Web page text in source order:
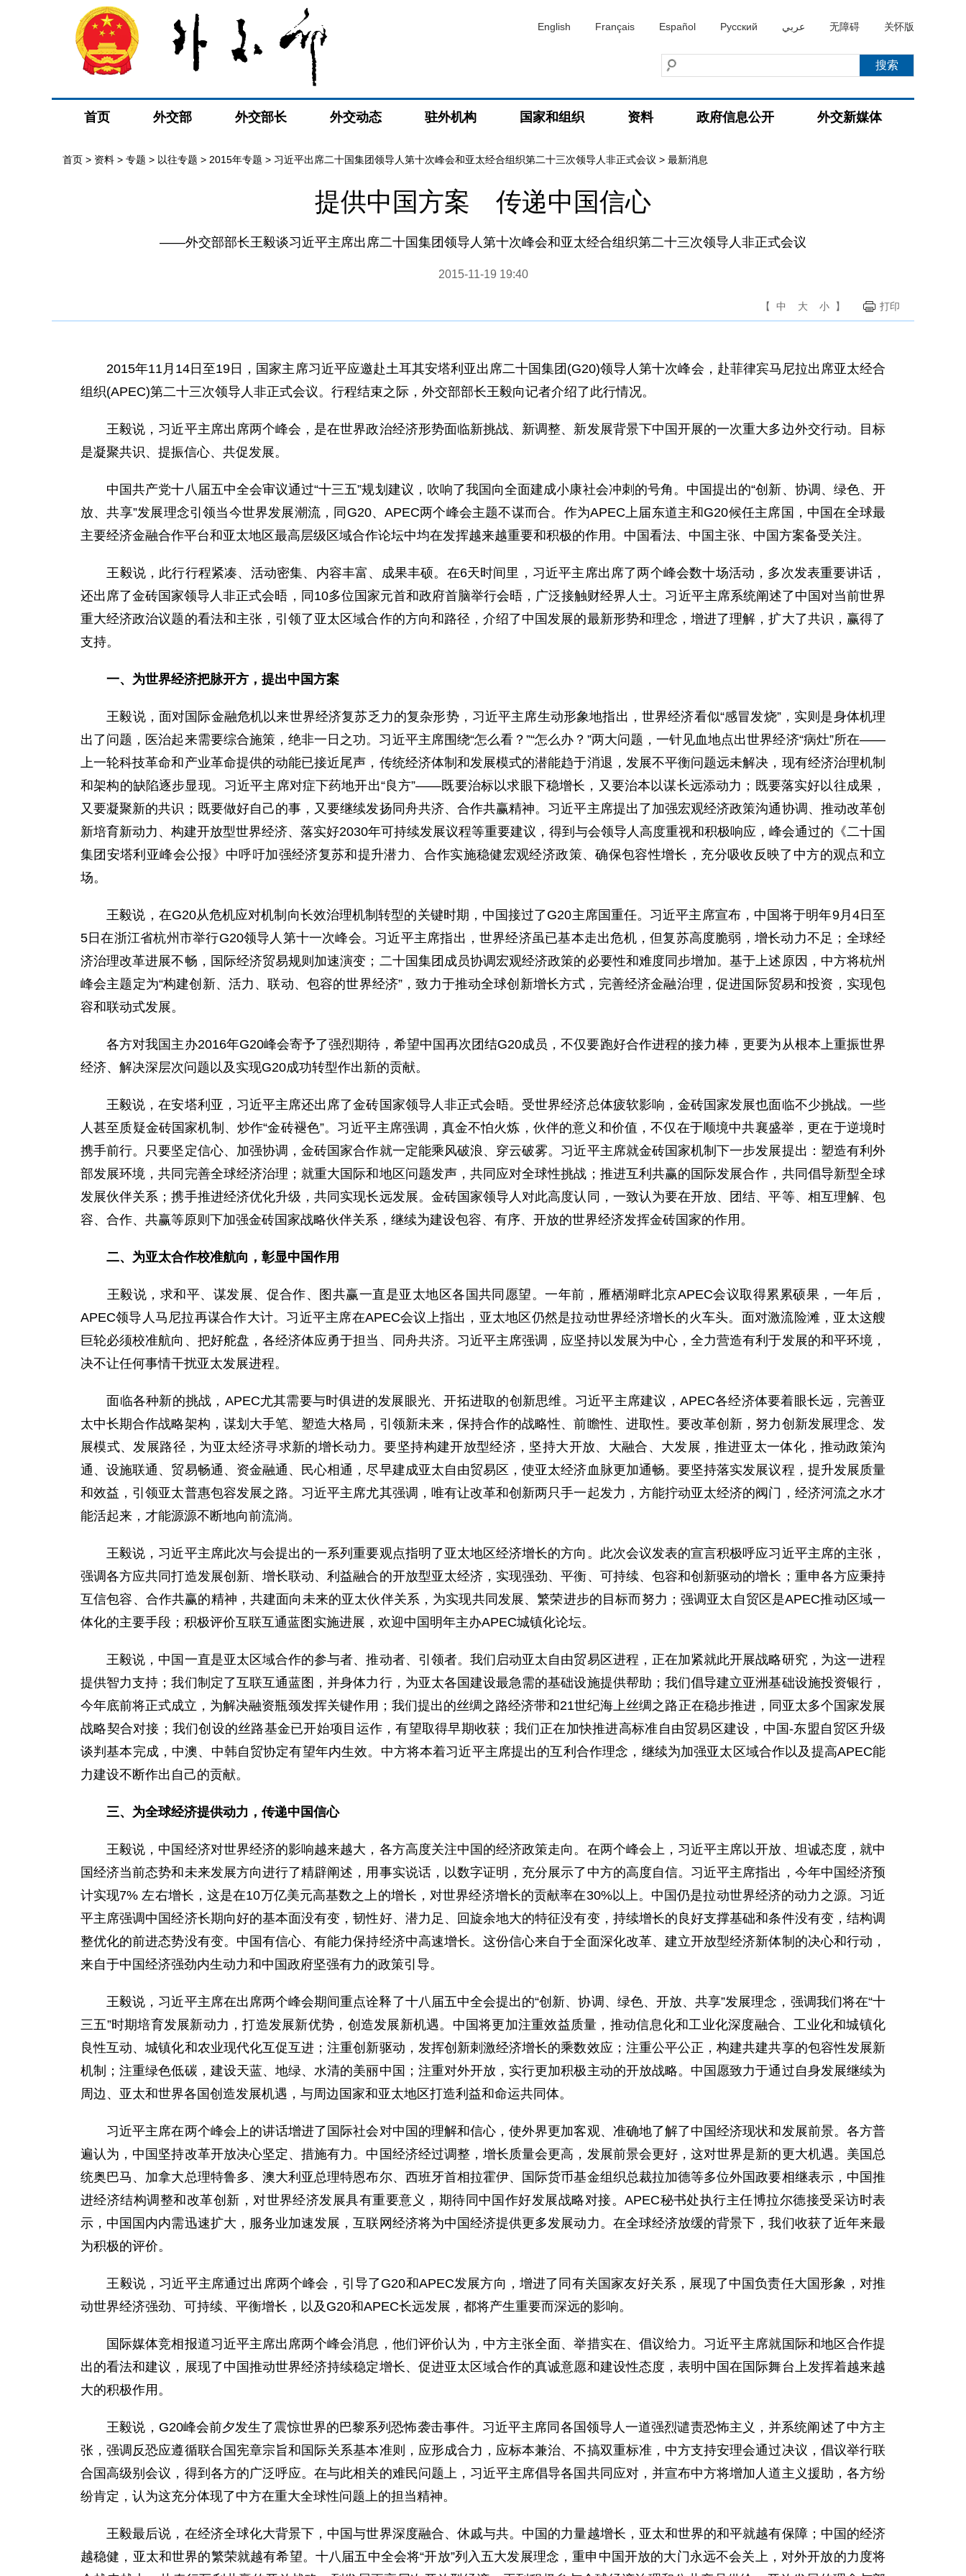
English Français Español Русский عربي 无障碍 关怀版
首页 外交部 外交部长 外交动态 驻外机构 国家和组织 资料 政府信息公开 外交新媒体
首页 > 资料 > 专题 > 以往专题 > 2015年专题 > 习近平出席二十国集团领导人第十次峰会和亚太经合组织第二十三次领导人非正式会议 > 最新消息
提供中国方案 传递中国信心
——外交部部长王毅谈习近平主席出席二十国集团领导人第十次峰会和亚太经合组织第二十三次领导人非正式会议
2015-11-19 19:40
【 中 大 小 】 打印
2015年11月14日至19日，国家主席习近平应邀赴土耳其安塔利亚出席二十国集团(G20)领导人第十次峰会，赴菲律宾马尼拉出席亚太经合
组织(APEC)第二十三次领导人非正式会议。行程结束之际，外交部部长王毅向记者介绍了此行情况。
王毅说，习近平主席出席两个峰会，是在世界政治经济形势面临新挑战、新调整、新发展背景下中国开展的一次重大多边外交行动。目标
是凝聚共识、提振信心、共促发展。
中国共产党十八届五中全会审议通过“十三五”规划建议，吹响了我国向全面建成小康社会冲刺的号角。中国提出的“创新、协调、绿色、开
放、共享”发展理念引领当今世界发展潮流，同G20、APEC两个峰会主题不谋而合。作为APEC上届东道主和G20候任主席国，中国在全球最
主要经济金融合作平台和亚太地区最高层级区域合作论坛中均在发挥越来越重要和积极的作用。中国看法、中国主张、中国方案备受关注。
王毅说，此行行程紧凑、活动密集、内容丰富、成果丰硕。在6天时间里，习近平主席出席了两个峰会数十场活动，多次发表重要讲话，
还出席了金砖国家领导人非正式会晤，同10多位国家元首和政府首脑举行会晤，广泛接触财经界人士。习近平主席系统阐述了中国对当前世界
重大经济政治议题的看法和主张，引领了亚太区域合作的方向和路径，介绍了中国发展的最新形势和理念，增进了理解，扩大了共识，赢得了
支持。
一、为世界经济把脉开方，提出中国方案
王毅说，面对国际金融危机以来世界经济复苏乏力的复杂形势，习近平主席生动形象地指出，世界经济看似“感冒发烧”，实则是身体机理
出了问题，医治起来需要综合施策，绝非一日之功。习近平主席围绕“怎么看？”“怎么办？”两大问题，一针见血地点出世界经济“病灶”所在——
上一轮科技革命和产业革命提供的动能已接近尾声，传统经济体制和发展模式的潜能趋于消退，发展不平衡问题远未解决，现有经济治理机制
和架构的缺陷逐步显现。习近平主席对症下药地开出“良方”——既要治标以求眼下稳增长，又要治本以谋长远添动力；既要落实好以往成果，
又要凝聚新的共识；既要做好自己的事，又要继续发扬同舟共济、合作共赢精神。习近平主席提出了加强宏观经济政策沟通协调、推动改革创
新培育新动力、构建开放型世界经济、落实好2030年可持续发展议程等重要建议，得到与会领导人高度重视和积极响应，峰会通过的《二十国
集团安塔利亚峰会公报》中呼吁加强经济复苏和提升潜力、合作实施稳健宏观经济政策、确保包容性增长，充分吸收反映了中方的观点和立
场。
王毅说，在G20从危机应对机制向长效治理机制转型的关键时期，中国接过了G20主席国重任。习近平主席宣布，中国将于明年9月4日至
5日在浙江省杭州市举行G20领导人第十一次峰会。习近平主席指出，世界经济虽已基本走出危机，但复苏高度脆弱，增长动力不足；全球经
济治理改革进展不畅，国际经济贸易规则加速演变；二十国集团成员协调宏观经济政策的必要性和难度同步增加。基于上述原因，中方将杭州
峰会主题定为“构建创新、活力、联动、包容的世界经济”，致力于推动全球创新增长方式，完善经济金融治理，促进国际贸易和投资，实现包
容和联动式发展。
各方对我国主办2016年G20峰会寄予了强烈期待，希望中国再次团结G20成员，不仅要跑好合作进程的接力棒，更要为从根本上重振世界
经济、解决深层次问题以及实现G20成功转型作出新的贡献。
王毅说，在安塔利亚，习近平主席还出席了金砖国家领导人非正式会晤。受世界经济总体疲软影响，金砖国家发展也面临不少挑战。一些
人甚至质疑金砖国家机制、炒作“金砖褪色”。习近平主席强调，真金不怕火炼，伙伴的意义和价值，不仅在于顺境中共襄盛举，更在于逆境时
携手前行。只要坚定信心、加强协调，金砖国家合作就一定能乘风破浪、穿云破雾。习近平主席就金砖国家机制下一步发展提出：塑造有利外
部发展环境，共同完善全球经济治理；就重大国际和地区问题发声，共同应对全球性挑战；推进互利共赢的国际发展合作，共同倡导新型全球
发展伙伴关系；携手推进经济优化升级，共同实现长远发展。金砖国家领导人对此高度认同，一致认为要在开放、团结、平等、相互理解、包
容、合作、共赢等原则下加强金砖国家战略伙伴关系，继续为建设包容、有序、开放的世界经济发挥金砖国家的作用。
二、为亚太合作校准航向，彰显中国作用
王毅说，求和平、谋发展、促合作、图共赢一直是亚太地区各国共同愿望。一年前，雁栖湖畔北京APEC会议取得累累硕果，一年后，
APEC领导人马尼拉再谋合作大计。习近平主席在APEC会议上指出，亚太地区仍然是拉动世界经济增长的火车头。面对激流险滩，亚太这艘
巨轮必须校准航向、把好舵盘，各经济体应勇于担当、同舟共济。习近平主席强调，应坚持以发展为中心，全力营造有利于发展的和平环境，
决不让任何事情干扰亚太发展进程。
面临各种新的挑战，APEC尤其需要与时俱进的发展眼光、开拓进取的创新思维。习近平主席建议，APEC各经济体要着眼长远，完善亚
太中长期合作战略架构，谋划大手笔、塑造大格局，引领新未来，保持合作的战略性、前瞻性、进取性。要改革创新，努力创新发展理念、发
展模式、发展路径，为亚太经济寻求新的增长动力。要坚持构建开放型经济，坚持大开放、大融合、大发展，推进亚太一体化，推动政策沟
通、设施联通、贸易畅通、资金融通、民心相通，尽早建成亚太自由贸易区，使亚太经济血脉更加通畅。要坚持落实发展议程，提升发展质量
和效益，引领亚太普惠包容发展之路。习近平主席尤其强调，唯有让改革和创新两只手一起发力，方能拧动亚太经济的阀门，经济河流之水才
能活起来，才能源源不断地向前流淌。
王毅说，习近平主席此次与会提出的一系列重要观点指明了亚太地区经济增长的方向。此次会议发表的宣言积极呼应习近平主席的主张，
强调各方应共同打造发展创新、增长联动、利益融合的开放型亚太经济，实现强劲、平衡、可持续、包容和创新驱动的增长；重申各方应秉持
互信包容、合作共赢的精神，共建面向未来的亚太伙伴关系，为实现共同发展、繁荣进步的目标而努力；强调亚太自贸区是APEC推动区域一
体化的主要手段；积极评价互联互通蓝图实施进展，欢迎中国明年主办APEC城镇化论坛。
王毅说，中国一直是亚太区域合作的参与者、推动者、引领者。我们启动亚太自由贸易区进程，正在加紧就此开展战略研究，为这一进程
提供智力支持；我们制定了互联互通蓝图，并身体力行，为亚太各国建设最急需的基础设施提供帮助；我们倡导建立亚洲基础设施投资银行，
今年底前将正式成立，为解决融资瓶颈发挥关键作用；我们提出的丝绸之路经济带和21世纪海上丝绸之路正在稳步推进，同亚太多个国家发展
战略契合对接；我们创设的丝路基金已开始项目运作，有望取得早期收获；我们正在加快推进高标准自由贸易区建设，中国-东盟自贸区升级
谈判基本完成，中澳、中韩自贸协定有望年内生效。中方将本着习近平主席提出的互利合作理念，继续为加强亚太区域合作以及提高APEC能
力建设不断作出自己的贡献。
三、为全球经济提供动力，传递中国信心
王毅说，中国经济对世界经济的影响越来越大，各方高度关注中国的经济政策走向。在两个峰会上，习近平主席以开放、坦诚态度，就中
国经济当前态势和未来发展方向进行了精辟阐述，用事实说话，以数字证明，充分展示了中方的高度自信。习近平主席指出，今年中国经济预
计实现7% 左右增长，这是在10万亿美元高基数之上的增长，对世界经济增长的贡献率在30%以上。中国仍是拉动世界经济的动力之源。习近
平主席强调中国经济长期向好的基本面没有变，韧性好、潜力足、回旋余地大的特征没有变，持续增长的良好支撑基础和条件没有变，结构调
整优化的前进态势没有变。中国有信心、有能力保持经济中高速增长。这份信心来自于全面深化改革、建立开放型经济新体制的决心和行动，
来自于中国经济强劲内生动力和中国政府坚强有力的政策引导。
王毅说，习近平主席在出席两个峰会期间重点诠释了十八届五中全会提出的“创新、协调、绿色、开放、共享”发展理念，强调我们将在“十
三五”时期培育发展新动力，打造发展新优势，创造发展新机遇。中国将更加注重效益质量，推动信息化和工业化深度融合、工业化和城镇化
良性互动、城镇化和农业现代化互促互进；注重创新驱动，发挥创新刺激经济增长的乘数效应；注重公平公正，构建共建共享的包容性发展新
机制；注重绿色低碳，建设天蓝、地绿、水清的美丽中国；注重对外开放，实行更加积极主动的开放战略。中国愿致力于通过自身发展继续为
周边、亚太和世界各国创造发展机遇，与周边国家和亚太地区打造利益和命运共同体。
习近平主席在两个峰会上的讲话增进了国际社会对中国的理解和信心，使外界更加客观、准确地了解了中国经济现状和发展前景。各方普
遍认为，中国坚持改革开放决心坚定、措施有力。中国经济经过调整，增长质量会更高，发展前景会更好，这对世界是新的更大机遇。美国总
统奥巴马、加拿大总理特鲁多、澳大利亚总理特恩布尔、西班牙首相拉霍伊、国际货币基金组织总裁拉加德等多位外国政要相继表示，中国推
进经济结构调整和改革创新，对世界经济发展具有重要意义，期待同中国作好发展战略对接。APEC秘书处执行主任博拉尔德接受采访时表
示，中国国内内需迅速扩大，服务业加速发展，互联网经济将为中国经济提供更多发展动力。在全球经济放缓的背景下，我们收获了近年来最
为积极的评价。
王毅说，习近平主席通过出席两个峰会，引导了G20和APEC发展方向，增进了同有关国家友好关系，展现了中国负责任大国形象，对推
动世界经济强劲、可持续、平衡增长，以及G20和APEC长远发展，都将产生重要而深远的影响。
国际媒体竞相报道习近平主席出席两个峰会消息，他们评价认为，中方主张全面、举措实在、倡议给力。习近平主席就国际和地区合作提
出的看法和建议，展现了中国推动世界经济持续稳定增长、促进亚太区域合作的真诚意愿和建设性态度，表明中国在国际舞台上发挥着越来越
大的积极作用。
王毅说，G20峰会前夕发生了震惊世界的巴黎系列恐怖袭击事件。习近平主席同各国领导人一道强烈谴责恐怖主义，并系统阐述了中方主
张，强调反恐应遵循联合国宪章宗旨和国际关系基本准则，应形成合力，应标本兼治、不搞双重标准，中方支持安理会通过决议，倡议举行联
合国高级别会议，得到各方的广泛呼应。在与此相关的难民问题上，习近平主席倡导各国共同应对，并宣布中方将增加人道主义援助，各方纷
纷肯定，认为这充分体现了中方在重大全球性问题上的担当精神。
王毅最后说，在经济全球化大背景下，中国与世界深度融合、休戚与共。中国的力量越增长，亚太和世界的和平就越有保障；中国的经济
越稳健，亚太和世界的繁荣就越有希望。十八届五中全会将“开放”列入五大发展理念，重申中国开放的大门永远不会关上，对外开放的力度将